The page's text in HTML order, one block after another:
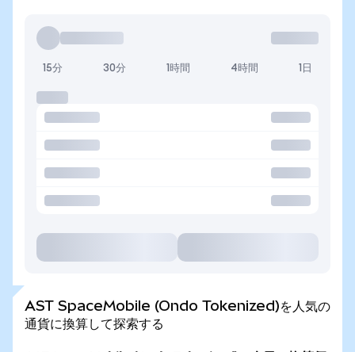
15分 30分 1時間 4時間 1日
AST SpaceMobile (Ondo Tokenized)を人気の
通貨に換算して探索する